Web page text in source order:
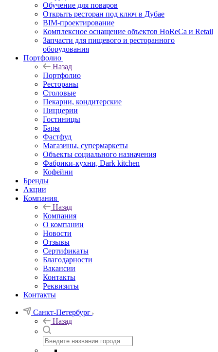
Обучение для поваров
Открыть ресторан под ключ в Дубае
BIM-проектирование
Комплексное оснащение объектов HoReCa и Retail
Запчасти для пищевого и ресторанного
оборудования
Портфолио
Назад
Портфолио
Рестораны
Столовые
Пекарни, кондитерские
Пиццерии
Гостиницы
Бары
Фастфуд
Магазины, супермаркеты
Объекты социального назначения
Фабрики-кухни, Dark kitchen
Кофейни
Бренды
Акции
Компания
Назад
Компания
О компании
Новости
Отзывы
Сертификаты
Благодарности
Вакансии
Контакты
Реквизиты
Контакты
Санкт-Петербург
Назад